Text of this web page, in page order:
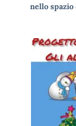
nello